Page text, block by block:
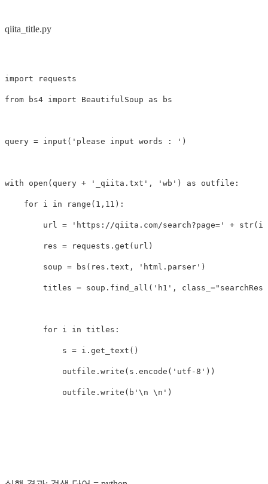
qiita_title.py
import requests
from bs4 import BeautifulSoup as bs
query = input ( 'please input words : ' )
with open ( query + '_qiita.txt' , 'wb' ) as outfile :
for i in range ( 1 , 11 ):
url = 'https://qiita.com/search?page=' + str( i
res = requests . get ( url )
soup = bs ( res . text , 'html.parser' )
titles = soup . find_all ( 'h1' , class_ =
for i in titles :
s = i . get_text ()
outfile . write ( s . encode ( 'utf-8' ))
outfile . write ( b ' \n \n ' )